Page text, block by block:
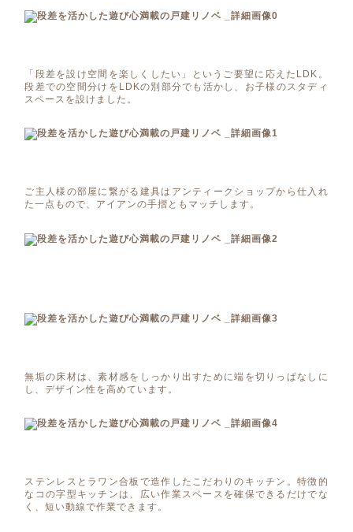
「段差を設け空間を楽しくしたい」というご要望に応えたLDK。
段差での空間分けをLDKの別部分でも活かし、お子様のスタディ
スペースを設けました。
ご主人様の部屋に繋がる建具はアンティークショップから仕入れ
た一点もので、アイアンの手摺ともマッチします。
無垢の床材は、素材感をしっかり出すために端を切りっぱなしに
し、デザイン性を高めています。
ステンレスとラワン合板で造作したこだわりのキッチン。特徴的
なコの字型キッチンは、広い作業スペースを確保できるだけでな
く、短い動線で作業できます。